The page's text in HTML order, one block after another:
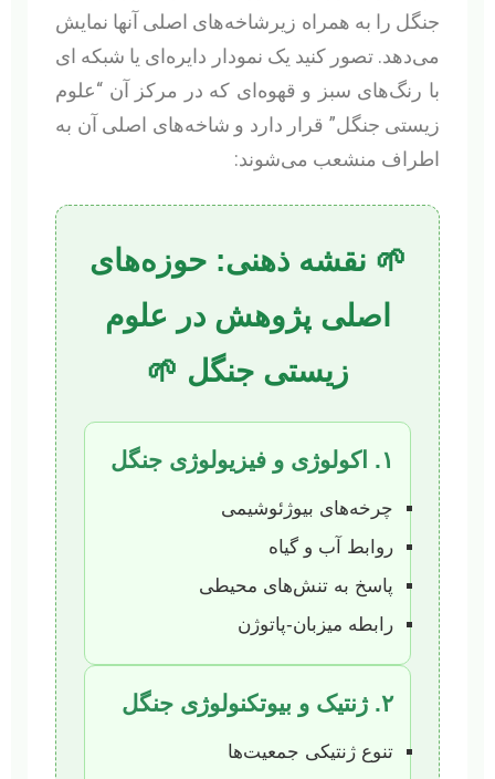
جنگل را به همراه زیرشاخه‌های اصلی آنها نمایش
می‌دهد. تصور کنید یک نمودار دایره‌ای یا شبکه ای
با رنگ‌های سبز و قهوه‌ای که در مرکز آن “علوم
زیستی جنگل” قرار دارد و شاخه‌های اصلی آن به
اطراف منشعب می‌شوند:
🌱 نقشه ذهنی: حوزه‌های
اصلی پژوهش در علوم
زیستی جنگل 🌱
۱. اکولوژی و فیزیولوژی جنگل
چرخه‌های بیوژئوشیمی
روابط آب و گیاه
پاسخ به تنش‌های محیطی
رابطه میزبان-پاتوژن
۲. ژنتیک و بیوتکنولوژی جنگل
تنوع ژنتیکی جمعیت‌ها